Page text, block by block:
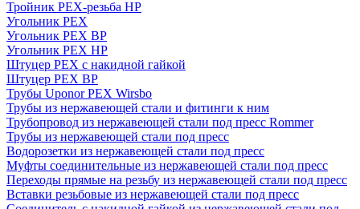
Тройник PEX-резьба НР
Угольник PEX
Угольник PEX ВР
Угольник PEX НР
Штуцер PEX c накидной гайкой
Штуцер PEX ВР
Трубы Uponor PEX Wirsbo
Трубы из нержавеющей стали и фитинги к ним
Трубопровод из нержавеющей стали под пресс Rommer
Трубы из нержавеющей стали под пресс
Водорозетки из нержавеющей стали под пресс
Муфты соединительные из нержавеющей стали под пресс
Переходы прямые на резьбу из нержавеющей стали под пресс
Вставки резьбовые из нержавеющей стали под пресс